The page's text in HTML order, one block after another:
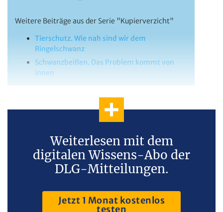
Weitere Beiträge aus der Serie "Kupierverzicht"
Tierschutz. Wie nah sind wir dem
Ringelschwanz
Schwanzbeißen. Das Problem kommt von
innen
Weiterlesen mit dem
digitalen Wissens-Abo der
DLG-Mitteilungen.
Jetzt 1 Monat kostenlos
testen